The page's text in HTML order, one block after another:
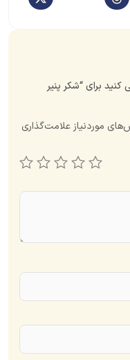
برای “شکر پنیر
موردنیاز علامت‌گذاری